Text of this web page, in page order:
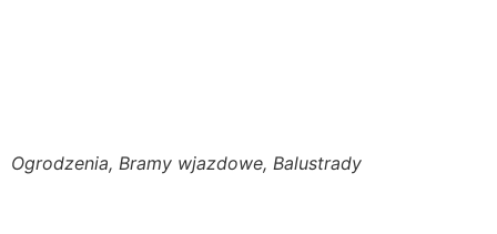
Ogrodzenia, Bramy wjazdowe, Balustrady